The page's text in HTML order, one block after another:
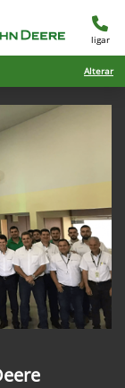
ligar
Alterar